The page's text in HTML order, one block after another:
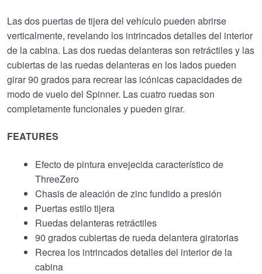
Las dos puertas de tijera del vehículo pueden abrirse
verticalmente, revelando los intrincados detalles del interior
de la cabina. Las dos ruedas delanteras son retráctiles y las
cubiertas de las ruedas delanteras en los lados pueden
girar 90 grados para recrear las icónicas capacidades de
modo de vuelo del Spinner. Las cuatro ruedas son
completamente funcionales y pueden girar.
FEATURES
Efecto de pintura envejecida característico de
ThreeZero
Chasis de aleación de zinc fundido a presión
Puertas estilo tijera
Ruedas delanteras retráctiles
90 grados cubiertas de rueda delantera giratorias
Recrea los intrincados detalles del interior de la
cabina